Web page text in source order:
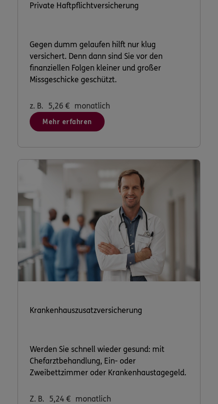
Private Haftpflichtversicherung
Gegen dumm gelaufen hilft nur klug
versichert. Denn dann sind Sie vor den
finanziellen Folgen kleiner und großer
Missgeschicke geschützt.
z. B. 5,26 € monatlich
Mehr erfahren
Krankenhauszusatzversicherung
Werden Sie schnell wieder gesund: mit
Chefarztbehandlung, Ein- oder
Zweibettzimmer oder Krankenhaustagegeld.
Z. B. 5,24 € monatlich